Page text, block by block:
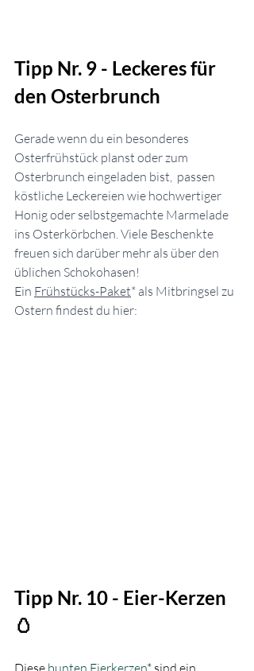
Tipp Nr. 9 - Leckeres für
den Osterbrunch
Gerade wenn du ein besonderes
Osterfrühstück planst oder zum
Osterbrunch eingeladen bist,  passen
köstliche Leckereien wie hochwertiger
Honig oder selbstgemachte Marmelade
ins Osterkörbchen. Viele Beschenkte
freuen sich darüber mehr als über den
üblichen Schokohasen!
Ein Frühstücks-Paket* als Mitbringsel zu
Ostern findest du hier:
Tipp Nr. 10 - Eier-Kerzen
🥚
Diese bunten Eierkerzen* sind ein